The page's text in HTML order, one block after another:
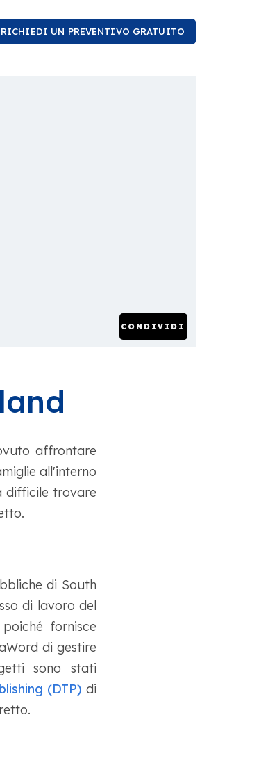
RICHIEDI UN PREVENTIVO GRATUITO
CONDIVIDI
affrontare
all'interno
difficile trovare
di South
di lavoro del
fornisce
di gestire
sono stati
(DTP) di